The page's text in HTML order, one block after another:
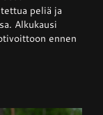
peliä ja
Alkukausi
ennen